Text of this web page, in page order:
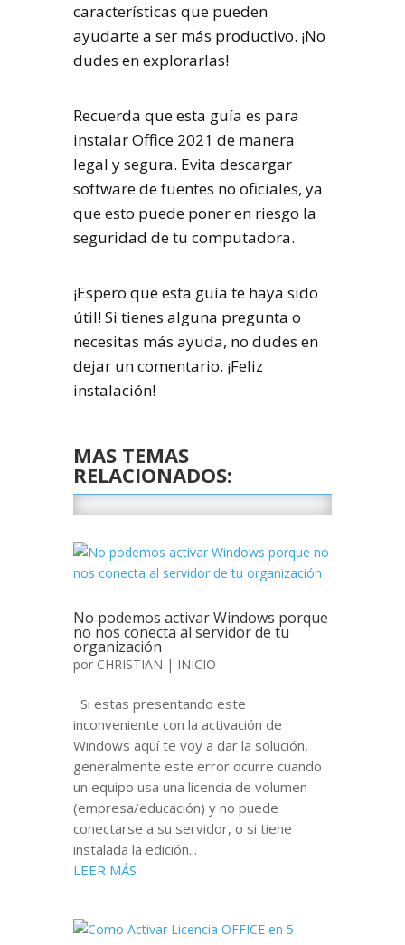
características que pueden
ayudarte a ser más productivo. ¡No
dudes en explorarlas!
Recuerda que esta guía es para
instalar Office 2021 de manera
legal y segura. Evita descargar
software de fuentes no oficiales, ya
que esto puede poner en riesgo la
seguridad de tu computadora.
¡Espero que esta guía te haya sido
útil! Si tienes alguna pregunta o
necesitas más ayuda, no dudes en
dejar un comentario. ¡Feliz
instalación!
MAS TEMAS
RELACIONADOS:
No podemos activar Windows porque
no nos conecta al servidor de tu
organización
por CHRISTIAN | INICIO
Si estas presentando este
inconveniente con la activación de
Windows aquí te voy a dar la solución,
generalmente este error ocurre cuando
un equipo usa una licencia de volumen
(empresa/educación) y no puede
conectarse a su servidor, o si tiene
instalada la edición...
LEER MÁS